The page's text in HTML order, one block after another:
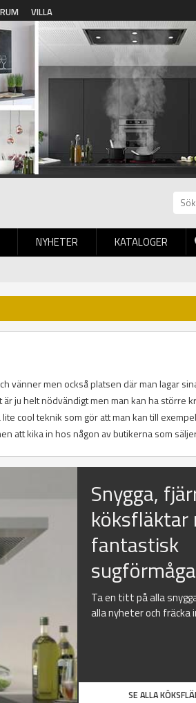
VILLA
NYHETER KATALOGER
vänner men också platsen där man lagar
ju helt nödvändigt men man kan ha större
cool teknik som gör att man kan till
att kika in hos någon av butikerna som
Snygga,
köksfläktar
fantastisk
sugförmåga
Ta en titt på alla
alla nyheter och fräcka
SE ALLA